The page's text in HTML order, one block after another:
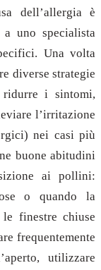
dell’allergia è
uno specialista
Una volta
diverse strategie
ridurre i sintomi,
l’irritazione
nei casi più
buone abitudini
ai pollini:
o quando la
finestre chiuse
frequentemente
utilizzare